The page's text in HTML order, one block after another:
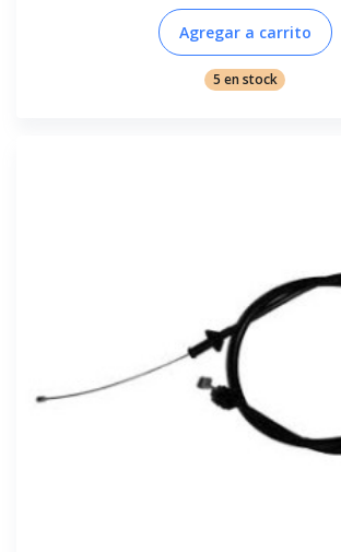
Agregar a carrito
5 en stock